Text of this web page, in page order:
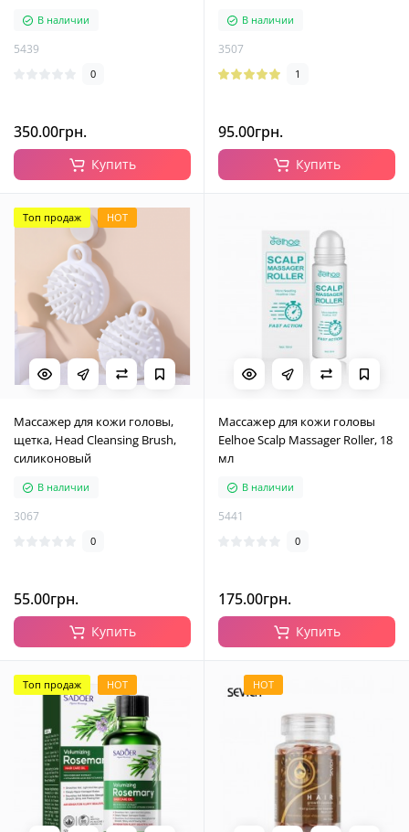
В наличии
5439
0
350.00грн.
Купить
В наличии
3507
1
95.00грн.
Купить
Топ продаж HOT
Массажер для кожи головы,
щетка, Head Cleansing Brush,
силиконовый
В наличии
3067
0
55.00грн.
Купить
Массажер для кожи головы
Eelhoe Scalp Massager Roller, 18
мл
В наличии
5441
0
175.00грн.
Купить
Топ продаж HOT HOT